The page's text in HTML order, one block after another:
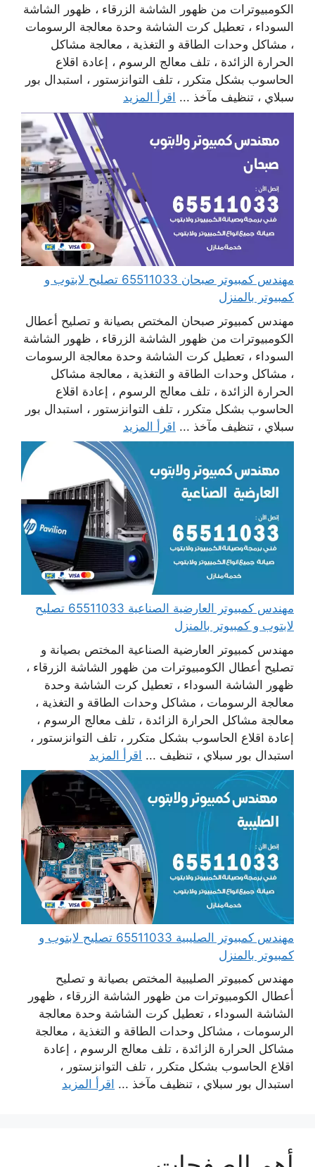
الكومبيوترات من ظهور الشاشة الزرقاء ، ظهور الشاشة
السوداء ، تعطيل كرت الشاشة وحدة معالجة الرسومات
، مشاكل وحدات الطاقة و التغذية ، معالجة مشاكل
الحرارة الزائدة ، تلف معالج الرسوم ، إعادة اقلاع
الحاسوب بشكل متكرر ، تلف التوانزستور ، استبدال بور
سبلاي ، تنظيف مآخذ ... اقرأ المزيد
مهندس كمبيوتر صبحان 65511033 تصليح لابتوب و
كمبيوتر بالمنزل
مهندس كمبيوتر صبحان المختص بصيانة و تصليح أعطال
الكومبيوترات من ظهور الشاشة الزرقاء ، ظهور الشاشة
السوداء ، تعطيل كرت الشاشة وحدة معالجة الرسومات
، مشاكل وحدات الطاقة و التغذية ، معالجة مشاكل
الحرارة الزائدة ، تلف معالج الرسوم ، إعادة اقلاع
الحاسوب بشكل متكرر ، تلف التوانزستور ، استبدال بور
سبلاي ، تنظيف مآخذ ... اقرأ المزيد
مهندس كمبيوتر العارضية الصناعية 65511033 تصليح
لابتوب و كمبيوتر بالمنزل
مهندس كمبيوتر العارضية الصناعية المختص بصيانة و
تصليح أعطال الكومبيوترات من ظهور الشاشة الزرقاء ،
ظهور الشاشة السوداء ، تعطيل كرت الشاشة وحدة
معالجة الرسومات ، مشاكل وحدات الطاقة و التغذية ،
معالجة مشاكل الحرارة الزائدة ، تلف معالج الرسوم ،
إعادة اقلاع الحاسوب بشكل متكرر ، تلف التوانزستور ،
استبدال بور سبلاي ، تنظيف ... اقرأ المزيد
مهندس كمبيوتر الصليبية 65511033 تصليح لابتوب و
كمبيوتر بالمنزل
مهندس كمبيوتر الصليبية المختص بصيانة و تصليح
أعطال الكومبيوترات من ظهور الشاشة الزرقاء ، ظهور
الشاشة السوداء ، تعطيل كرت الشاشة وحدة معالجة
الرسومات ، مشاكل وحدات الطاقة و التغذية ، معالجة
مشاكل الحرارة الزائدة ، تلف معالج الرسوم ، إعادة
اقلاع الحاسوب بشكل متكرر ، تلف التوانزستور ،
استبدال بور سبلاي ، تنظيف مآخذ ... اقرأ المزيد